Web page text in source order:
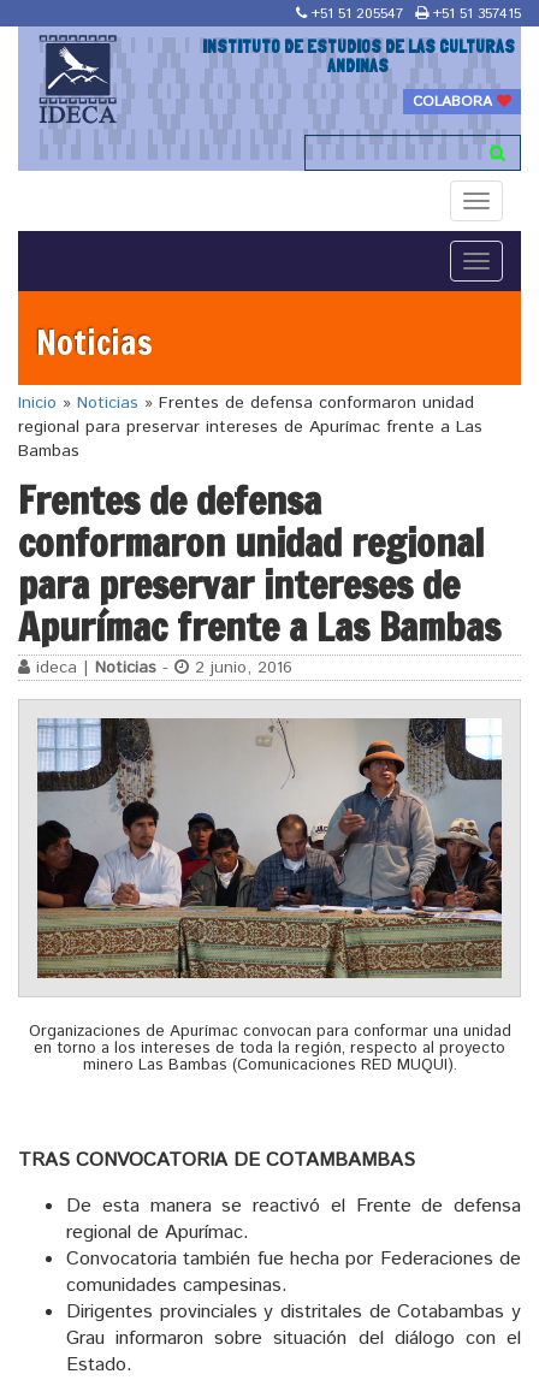
+51 51 205547 +51 51 357415
INSTITUTO DE ESTUDIOS DE LAS CULTURAS
ANDINAS
COLABORA
Toggle
Toggle
Noticias
Inicio » Noticias » Frentes de defensa conformaron unidad
regional para preservar intereses de Apurímac frente a Las
Bambas
Frentes de defensa
conformaron unidad regional
para preservar intereses de
Apurímac frente a Las Bambas
ideca | Noticias - 2 junio, 2016
Organizaciones de Apurímac convocan para conformar una unidad
en torno a los intereses de toda la región, respecto al proyecto
minero Las Bambas (Comunicaciones RED MUQUI).
TRAS CONVOCATORIA DE COTAMBAMBAS
De esta manera se reactivó el Frente de defensa
regional de Apurímac.
Convocatoria también fue hecha por Federaciones de
comunidades campesinas.
Dirigentes provinciales y distritales de Cotabambas y
Grau informaron sobre situación del diálogo con el
Estado.